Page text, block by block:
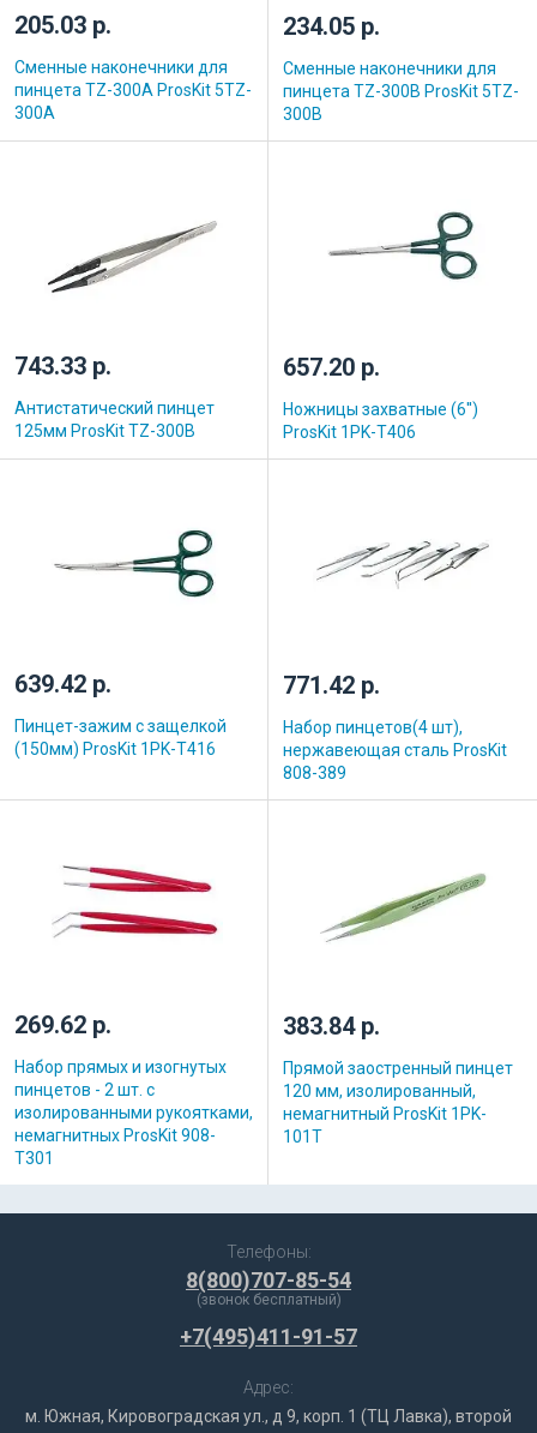
205.03 р.
Сменные наконечники для
пинцета TZ-300А ProsKit 5TZ-
300A
234.05 р.
Сменные наконечники для
пинцета TZ-300B ProsKit 5TZ-
300B
743.33 р.
Антистатический пинцет
125мм ProsKit TZ-300B
657.20 р.
Ножницы захватные (6'')
ProsKit 1PK-T406
639.42 р.
Пинцет-зажим с защелкой
(150мм) ProsKit 1PK-T416
771.42 р.
Набор пинцетов(4 шт),
нержавеющая сталь ProsKit
808-389
269.62 р.
Набор прямых и изогнутых
пинцетов - 2 шт. с
изолированными рукоятками,
немагнитных ProsKit 908-
T301
383.84 р.
Прямой заостренный пинцет
120 мм, изолированный,
немагнитный ProsKit 1PK-
101T
Телефоны:
8(800)707-85-54
(звонок бесплатный)
+7(495)411-91-57
Адрес:
м. Южная, Кировоградская ул., д 9, корп. 1 (ТЦ Лавка), второй